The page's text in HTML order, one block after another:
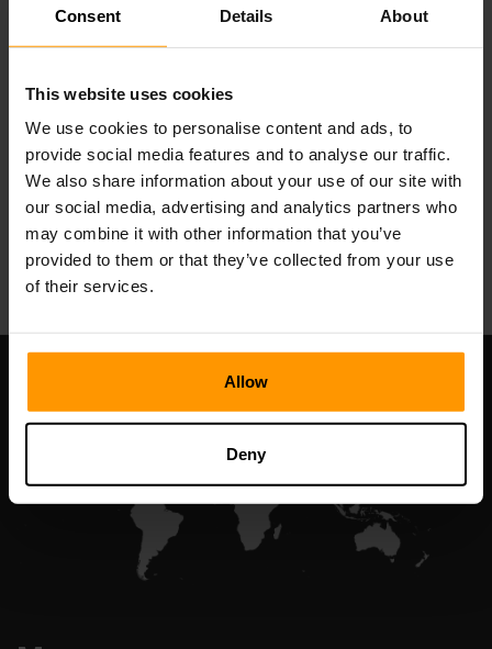
Consent Details About
This website uses cookies
We use cookies to personalise content and ads, to
provide social media features and to analyse our traffic.
We also share information about your use of our site with
our social media, advertising and analytics partners who
may combine it with other information that you’ve
provided to them or that they’ve collected from your use
of their services.
Allow
Deny
Valheim
Хостинг на сървър
All Games